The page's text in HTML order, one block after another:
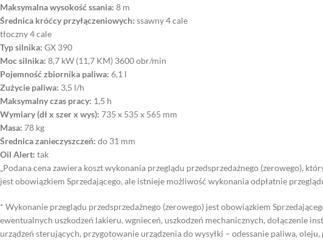
Maksymalna wysokość ssania: 8 m
Średnica króćcy przyłączeniowych: ssawny 4 cale
tłoczny 4 cale
Typ silnika: GX 390
Moc silnika: 8,7 kW (11,7 KM) 3600 obr/min
Pojemność zbiornika paliwa: 6,1 l
Zużycie paliwa: 3,5 l/h
Maksymalny czas pracy: 1,5 h
Wymiary (dł x szer x wys): 735 x 535 x 565 mm
Masa: 78 kg
Średnica zanieczyszczeń: do 31 mm
Oil Alert: tak
„Podana cena zawiera koszt wykonania przeglądu przedsprzedażnego (zerowego),
jest obowiązkiem Sprzedającego, ale istnieje możliwość wykonania odpłatnie
* Wykonanie przeglądu przedsprzedażnego (zerowego) jest obowiązkiem
ewentualnych uszkodzeń lakieru, wgnieceń, uszkodzeń mechanicznych, dołączenie
urządzeń sterujących, przygotowanie urządzenia do wysyłki – odessanie paliwa,